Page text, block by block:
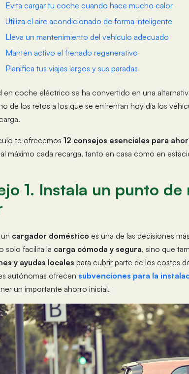
Evita cargar tu coche cuando hace mucho calor
Utiliza el aire acondicionado de forma inteligente
Lleva un mantenimiento del vehículo adecuado
Mantén activo el frenado regenerativo
Planifica tus viajes largos y sus paradas
en coche eléctrico se ha convertido en una
de los retos a los que se enfrentan hoy día los
te ofrecemos 12 consejos esenciales para
máximo cada recarga, tanto en casa como en
1. Instala un punto de
cargador doméstico es una de las decisiones
solo facilita la carga cómoda y segura, sino que
y ayudas locales para cubrir parte de los costes
autónomas ofrecen subvenciones para la
un importante ahorro inicial.